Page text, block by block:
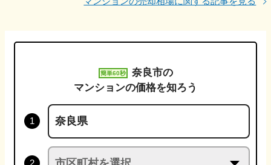
簡単60秒 奈良市の
マンションの価格を知ろう